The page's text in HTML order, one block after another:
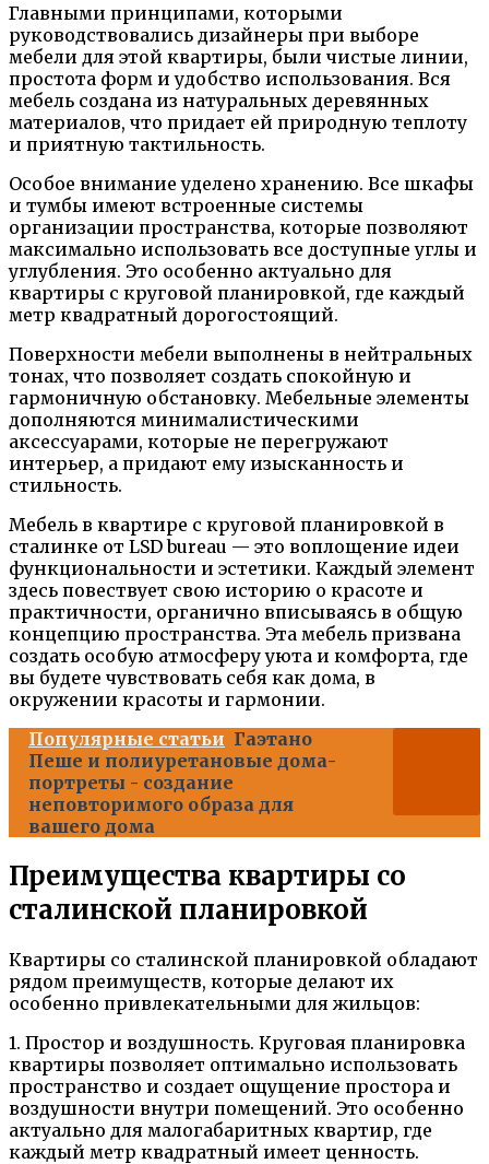
Главными принципами, которыми
руководствовались дизайнеры при выборе
мебели для этой квартиры, были чистые линии,
простота форм и удобство использования. Вся
мебель создана из натуральных деревянных
материалов, что придает ей природную теплоту
и приятную тактильность.
Особое внимание уделено хранению. Все шкафы
и тумбы имеют встроенные системы
организации пространства, которые позволяют
максимально использовать все доступные углы и
углубления. Это особенно актуально для
квартиры с круговой планировкой, где каждый
метр квадратный дорогостоящий.
Поверхности мебели выполнены в нейтральных
тонах, что позволяет создать спокойную и
гармоничную обстановку. Мебельные элементы
дополняются минималистическими
аксессуарами, которые не перегружают
интерьер, а придают ему изысканность и
стильность.
Мебель в квартире с круговой планировкой в
сталинке от LSD bureau — это воплощение идеи
функциональности и эстетики. Каждый элемент
здесь повествует свою историю о красоте и
практичности, органично вписываясь в общую
концепцию пространства. Эта мебель призвана
создать особую атмосферу уюта и комфорта, где
вы будете чувствовать себя как дома, в
окружении красоты и гармонии.
Популярные статьи Гаэтано
Пеше и полиуретановые дома-
портреты - создание
неповторимого образа для
вашего дома
Преимущества квартиры со
сталинской планировкой
Квартиры со сталинской планировкой обладают
рядом преимуществ, которые делают их
особенно привлекательными для жильцов:
1. Простор и воздушность. Круговая планировка
квартиры позволяет оптимально использовать
пространство и создает ощущение простора и
воздушности внутри помещений. Это особенно
актуально для малогабаритных квартир, где
каждый метр квадратный имеет ценность.